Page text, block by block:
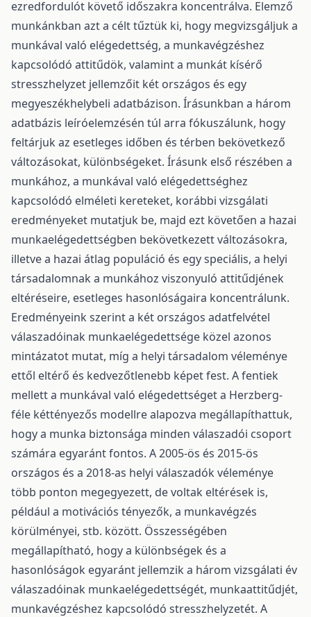
ezredfordulót követő időszakra koncentrálva. Elemző
munkánkban azt a célt tűztük ki, hogy megvizsgáljuk a
munkával való elégedettség, a munkavégzéshez
kapcsolódó attitűdök, valamint a munkát kísérő
stresszhelyzet jellemzőit két országos és egy
megyeszékhelybeli adatbázison. Írásunkban a három
adatbázis leíróelemzésén túl arra fókuszálunk, hogy
feltárjuk az esetleges időben és térben bekövetkező
változásokat, különbségeket. Írásunk első részében a
munkához, a munkával való elégedettséghez
kapcsolódó elméleti kereteket, korábbi vizsgálati
eredményeket mutatjuk be, majd ezt követően a hazai
munkaelégedettségben bekövetkezett változásokra,
illetve a hazai átlag populáció és egy speciális, a helyi
társadalomnak a munkához viszonyuló attitűdjének
eltéréseire, esetleges hasonlóságaira koncentrálunk.
Eredményeink szerint a két országos adatfelvétel
válaszadóinak munkaelégedettsége közel azonos
mintázatot mutat, míg a helyi társadalom véleménye
ettől eltérő és kedvezőtlenebb képet fest. A fentiek
mellett a munkával való elégedettséget a Herzberg-
féle kéttényezős modellre alapozva megállapíthattuk,
hogy a munka biztonsága minden válaszadói csoport
számára egyaránt fontos. A 2005-ös és 2015-ös
országos és a 2018-as helyi válaszadók véleménye
több ponton megegyezett, de voltak eltérések is,
például a motivációs tényezők, a munkavégzés
körülményei, stb. között. Összességében
megállapítható, hogy a különbségek és a
hasonlóságok egyaránt jellemzik a három vizsgálati év
válaszadóinak munkaelégedettségét, munkaattitűdjét,
munkavégzéshez kapcsolódó stresszhelyzetét. A